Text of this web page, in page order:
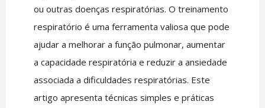
ou outras doenças respiratórias. O treinamento
respiratório é uma ferramenta valiosa que pode
ajudar a melhorar a função pulmonar, aumentar
a capacidade respiratória e reduzir a ansiedade
associada a dificuldades respiratórias. Este
artigo apresenta técnicas simples e práticas